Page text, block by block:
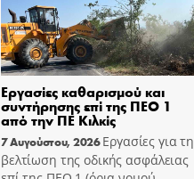
Εργασίες καθαρισμού και
συντήρησης επί της ΠΕΟ 1
από την ΠΕ Κιλκίς
7 Αυγούστου, 2026Εργασίες για τη
βελτίωση της οδικής ασφάλειας